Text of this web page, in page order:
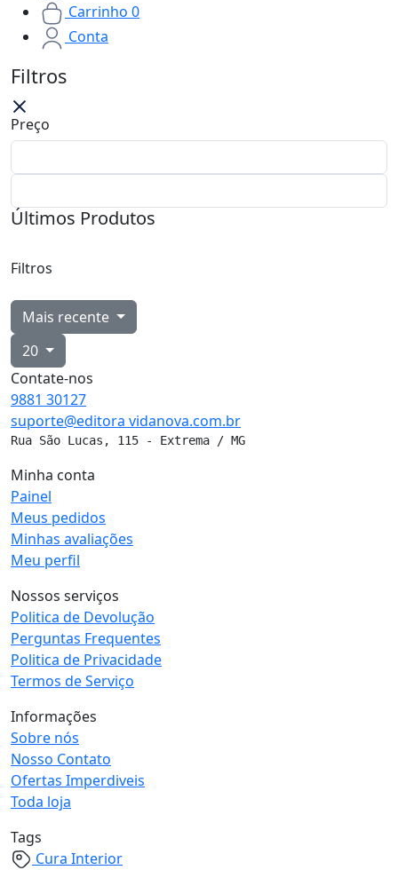
Carrinho 0
Conta
Filtros
Preço
Últimos Produtos
Filtros
Mais recente
20
Contate-nos
9881 30127
suporte@editora vidanova.com.br
Rua São Lucas, 115 - Extrema / MG
Minha conta
Painel
Meus pedidos
Minhas avaliações
Meu perfil
Nossos serviços
Politica de Devolução
Perguntas Frequentes
Politica de Privacidade
Termos de Serviço
Informações
Sobre nós
Nosso Contato
Ofertas Imperdiveis
Toda loja
Tags
Cura Interior